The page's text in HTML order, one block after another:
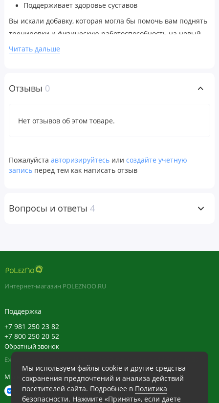
Поддерживает здоровье суставов
Вы искали добавку, которая могла бы помочь вам поднять
тренировки и физическую работоспособность на новый
уровень? Возможно, вы уже думали об использовании
оленьих рогов производится только из
благородного оленя в Новой Зеландии.
фактор роста 1 или IGF-1. IGF-1 - это натуральный
анаболический гормон, который стимулирует рост
использования Deer Antler Velvet каждый может
(Взрослые) Хорошо встряхните перед использованием. В
качестве пищевой добавки возьмите 6 впрыскиваний под
достижения наилучших результатов используйте 2 раза в
день.
Предупреждения
Не используйте, если внешняя защитная пленка
повреждена. Не предназначено для лиц младше 18 лет.
Читать дальше
Отзывы 0
Нет отзывов об этом товаре.
Пожалуйста авторизируйтесь или создайте учетную
запись перед тем как написать отзыв
Вопросы и ответы 4
Мы используем файлы cookie и другие средства
сохранения предпочтений и анализа действий
посетителей сайта. Подробнее в Политика
безопасности. Нажмите «Принять», если даете
Интернет-магазин POLEZNOO.RU
Поддержка
+7 981 250 23 82
+7 800 250 20 52
Обратный звонок
Ежедневно в будние с 11:30 до 20:30, в выходные с 11:30 до 19:30
Мы в сети